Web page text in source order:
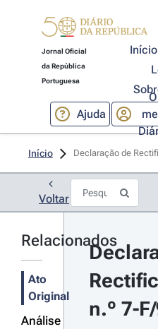
Jornal Oficial
da República
Portuguesa
Início
Ajuda
O
Início Declaração de
Voltar
Relacionados
Ato
Original
Análise
n.º 7-